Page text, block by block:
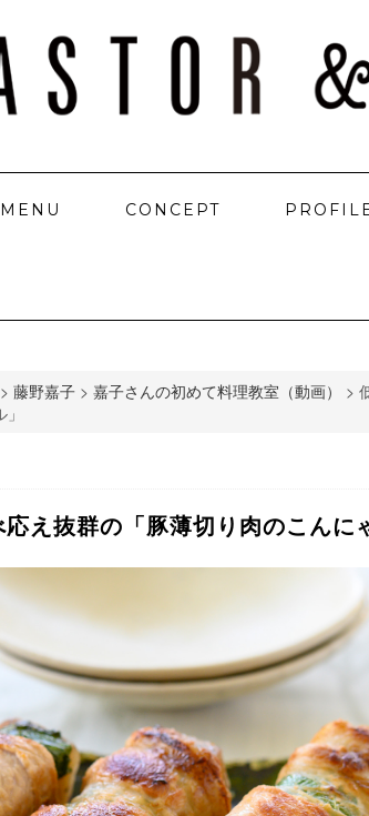
MENU CONCEPT
> 藤野嘉子 > 嘉子さんの初めて料理教室（動画） >
え抜群の「豚薄切り肉のこんに